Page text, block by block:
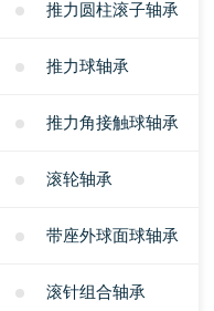
推力圆柱滚子轴承
推力球轴承
推力角接触球轴承
滚轮轴承
带座外球面球轴承
滚针组合轴承